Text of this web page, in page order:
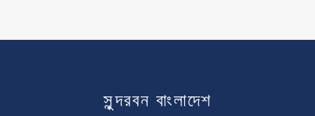
সুন্দরবন বাংলাদেশ